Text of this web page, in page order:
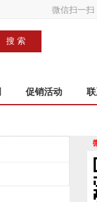
微信扫一扫
促销活动